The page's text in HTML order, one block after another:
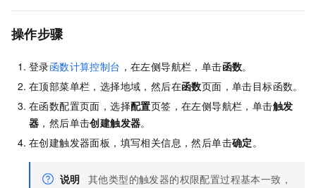
操作步骤
登录函数计算控制台 ，在左侧导航栏，单击函数。
在顶部菜单栏，选择地域，然后在函数页面，单击目标函数。
在函数配置页面，选择配置页签，在左侧导航栏，单击触发
器 ，然后单击创建触发器。
在创建触发器面板，填写相关信息，然后单击确定。
说明 其他类型的触发器的权限配置过程基本一致，